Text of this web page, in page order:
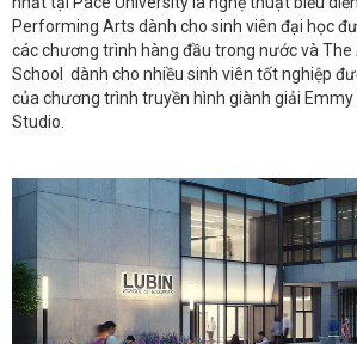
Performing Arts dành cho sinh viên đại học
các chương trình hàng đầu trong nước và
School dành cho nhiều sinh viên tốt nghiệp
của chương trình truyền hình giành giải
Studio.